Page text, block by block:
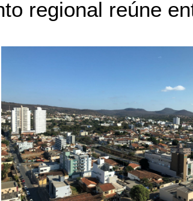
regional reúne